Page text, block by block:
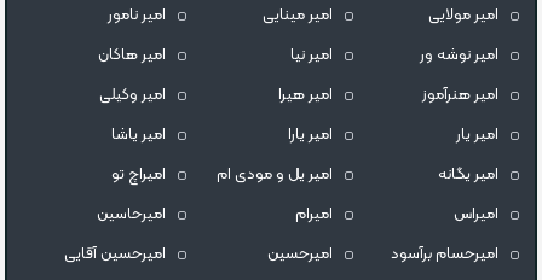
امیر مولایی
امیر مینایی
امیر نامور
امیر نوشه ور
امیر نیا
امیر هاکان
امیر هنرآموز
امیر هیرا
امیر وکیلی
امیر یار
امیر یارا
امیر یاشا
امیر یگانه
امیر یل و مودی ام
امیراچ تو
امیراس
امیرام
امیرحاسین
امیرحسام برآسود
امیرحسین
امیرحسین آقایی